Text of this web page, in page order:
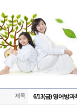
6/13(금) 영어방과